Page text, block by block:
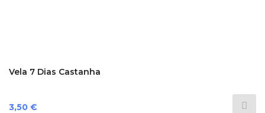
Vela 7 Dias Castanha
Preço
3,50 €